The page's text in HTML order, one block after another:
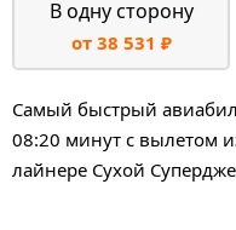
В одну сторону
от 38 531 ₽
Самый быстрый
08:20 минут с вылетом
лайнере Сухой